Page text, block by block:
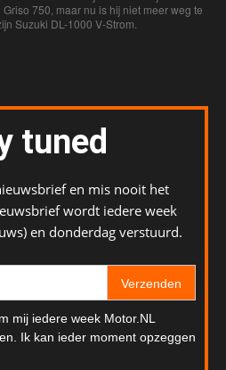
Griso 750, maar nu is hij niet meer weg te
Suzuki DL-1000 V-Strom.
tuned
en mis nooit het
wordt iedere week
en donderdag verstuurd.
Verzenden
mij iedere week Motor.NL
Ik kan ieder moment opzeggen